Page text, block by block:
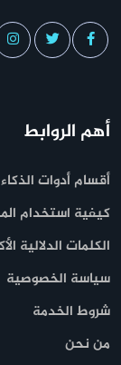
أهم الروابط
أقسام أدوات
كيفية استخدام
الكلمات الدلالية
سياسة الخصوصية
شروط الخدمة
من نحن